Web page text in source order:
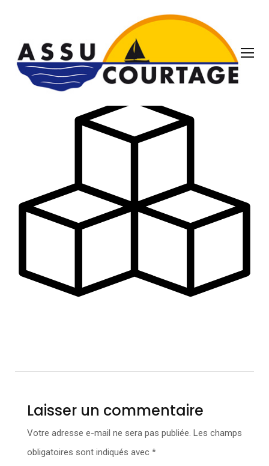
3d-design
Laisser un commentaire
Votre adresse e-mail ne sera pas publiée. Les champs
obligatoires sont indiqués avec *